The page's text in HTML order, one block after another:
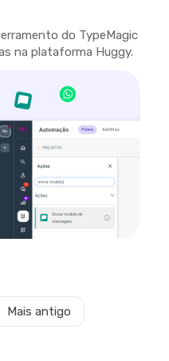
do TypeMagic
na plataforma Huggy.
Mais antigo